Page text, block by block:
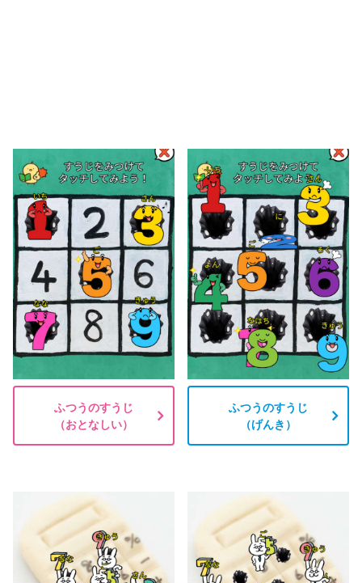
ふつうのすうじ
（おとなしい）
ふつうのすうじ
（げんき）